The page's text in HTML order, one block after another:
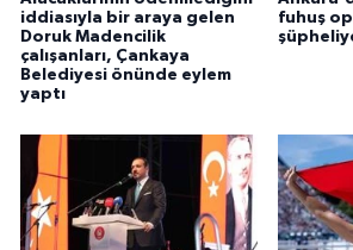
iddiasıyla bir araya gelen
Doruk Madencilik
çalışanları, Çankaya
Belediyesi önünde eylem
yaptı
fuhuş
ÜLKE GÜNDEMİ
YAŞAM
YEREL
Yerel Haberler